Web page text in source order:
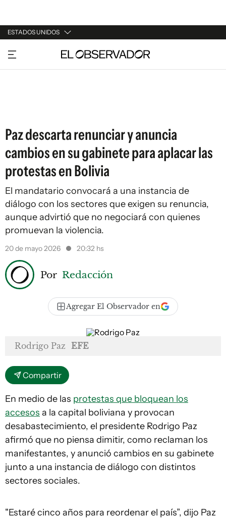
ESTADOS UNIDOS
URUGUAY
ARGENTINA
Paz descarta renunciar y anuncia
cambios en su gabinete para aplacar las
protestas en Bolivia
El mandatario convocará a una instancia de
diálogo con los sectores que exigen su renuncia,
aunque advirtió que no negociará con quienes
promuevan la violencia.
20 de mayo 2026 20:32 hs
Por Redacción
Agregar El Observador en
Rodrigo Paz EFE
Compartir
En medio de las protestas que bloquean los
accesos a la capital boliviana y provocan
desabastecimiento, el presidente Rodrigo Paz
afirmó que no piensa dimitir, como reclaman los
manifestantes, y anunció cambios en su gabinete
junto a una instancia de diálogo con distintos
sectores sociales.
"Estaré cinco años para reordenar el país”, dijo Paz